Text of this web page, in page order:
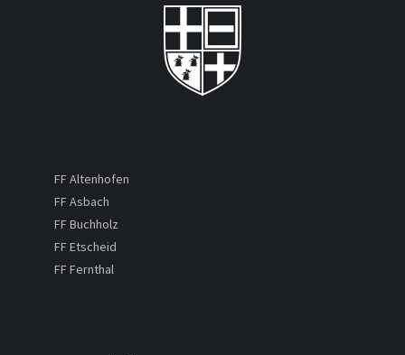
FF Altenhofen
FF Asbach
FF Buchholz
FF Etscheid
FF Fernthal